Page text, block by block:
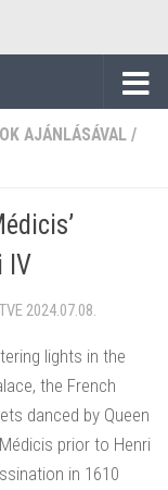
AJÁNLÁSÁVAL /
IV
2024.07.08.
lights in the
the French
danced by Queen
prior to Henri
in 1610